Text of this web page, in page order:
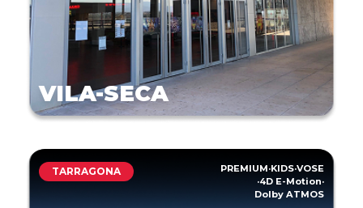
VILA-SECA
TARRAGONA PREMIUM·KIDS·VOSE
·4D E-Motion·
Dolby ATMOS